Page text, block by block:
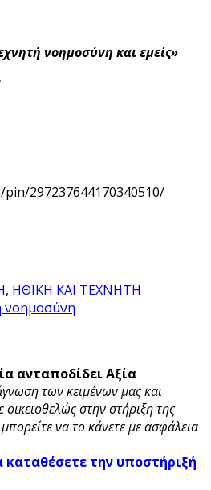
νοημοσύνη και εμείς»
297237644170340510/
, ΗΘΙΚΗ ΚΑΙ ΤΕΧΝΗΤΗ
νοημοσύνη
ανταποδίδει Αξία
των κειμένων μας και
οικειοθελώς στην στήριξη της
να το κάνετε με ασφάλεια
καταθέσετε την υποστήριξή